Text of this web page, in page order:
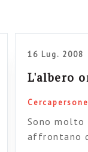
16 Lug. 2008
L'albero
Sono molto
affrontano